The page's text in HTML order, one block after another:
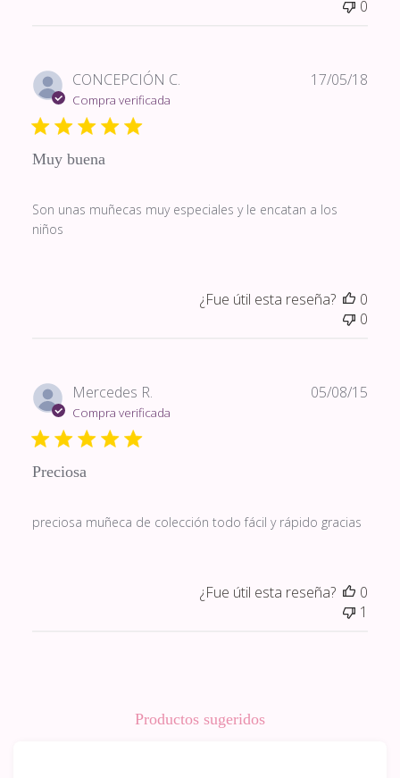
0
CONCEPCIÓN C.
Compra verificada
Muy buena
Son unas muñecas muy especiales y le encatan a los
niños
17/05/18
¿Fue útil esta reseña?
0
0
Mercedes R.
Compra verificada
Preciosa
preciosa muñeca de colección todo fácil y rápido gracias
05/08/15
¿Fue útil esta reseña?
0
1
Productos sugeridos